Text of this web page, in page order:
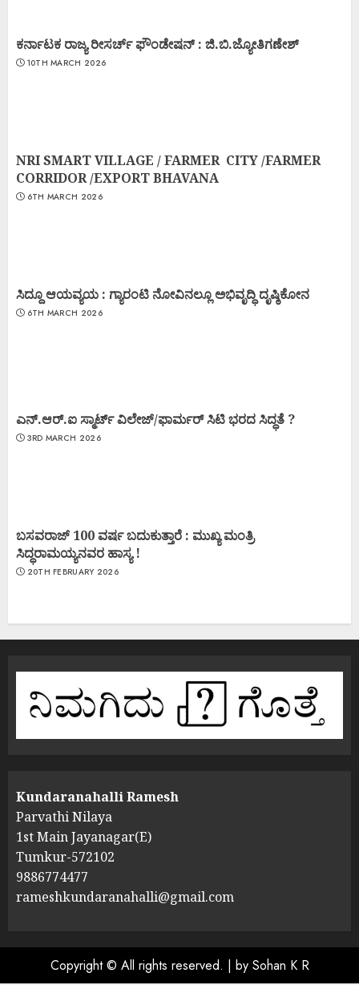
ಕರ್ನಾಟಕ ರಾಜ್ಯ ರೀಸರ್ಚ್ ಫೌಂಡೇಷನ್ : ಜಿ.ಬಿ.ಜ್ಯೋತಿಗಣೇಶ್
10TH MARCH 2026
NRI SMART VILLAGE / FARMER CITY /FARMER
CORRIDOR /EXPORT BHAVANA
6TH MARCH 2026
ಸಿದ್ದೂ ಆಯವ್ಯಯ : ಗ್ಯಾರಂಟಿ ನೋವಿನಲ್ಲೂ ಅಭಿವೃದ್ಧಿ ದೃಷ್ಠಿಕೋನ
6TH MARCH 2026
ಎನ್.ಆರ್.ಐ ಸ್ಮಾರ್ಟ್ ವಿಲೇಜ್/ಫಾರ್ಮರ್ ಸಿಟಿ ಭರದ ಸಿದ್ಧತೆ ?
3RD MARCH 2026
ಬಸವರಾಜ್ 100 ವರ್ಷ ಬದುಕುತ್ತಾರೆ : ಮುಖ್ಯ ಮಂತ್ರಿ
ಸಿದ್ಧರಾಮಯ್ಯನವರ ಹಾಸ್ಯ !
20TH FEBRUARY 2026
Kundaranahalli Ramesh
Parvathi Nilaya
1st Main Jayanagar(E)
Tumkur-572102
9886774477
rameshkundaranahalli@gmail.com
Copyright © All rights reserved. | by Sohan K R